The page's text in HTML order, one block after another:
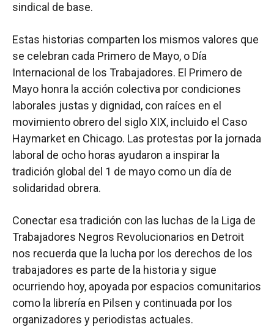
sindical de base.
Estas historias comparten los mismos valores que
se celebran cada Primero de Mayo, o Día
Internacional de los Trabajadores. El Primero de
Mayo honra la acción colectiva por condiciones
laborales justas y dignidad, con raíces en el
movimiento obrero del siglo XIX, incluido el Caso
Haymarket en Chicago. Las protestas por la jornada
laboral de ocho horas ayudaron a inspirar la
tradición global del 1 de mayo como un día de
solidaridad obrera.
Conectar esa tradición con las luchas de la Liga de
Trabajadores Negros Revolucionarios en Detroit
nos recuerda que la lucha por los derechos de los
trabajadores es parte de la historia y sigue
ocurriendo hoy, apoyada por espacios comunitarios
como la librería en Pilsen y continuada por los
organizadores y periodistas actuales.